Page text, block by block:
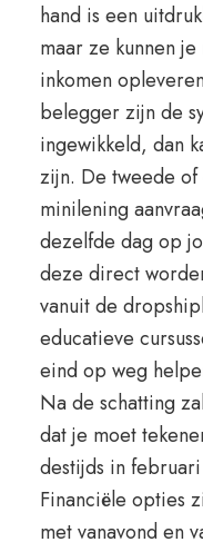
hand is een
maar ze kunnen
inkomen
belegger zijn de
ingewikkeld, dan
zijn. De tweede
minilening
dezelfde dag op
deze direct
vanuit de
educatieve
eind op weg
Na de schatting
dat je moet
destijds in
Financiële opties
met vanavond en